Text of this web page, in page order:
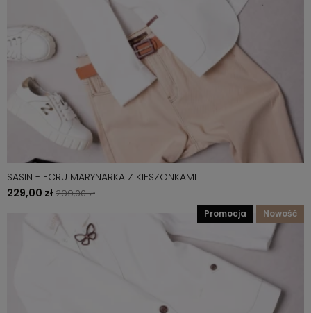
SASIN - ECRU MARYNARKA Z KIESZONKAMI
229,00 zł 299,00 zł
promocja nowość